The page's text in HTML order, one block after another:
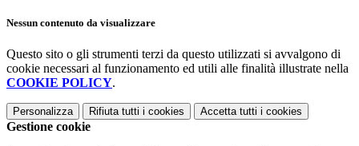
Nessun contenuto da visualizzare
Questo sito o gli strumenti terzi da questo utilizzati si avvalgono di
cookie necessari al funzionamento ed utili alle finalità illustrate nella
COOKIE POLICY.
Personalizza Rifiuta tutti i cookies Accetta tutti i cookies
Gestione cookie